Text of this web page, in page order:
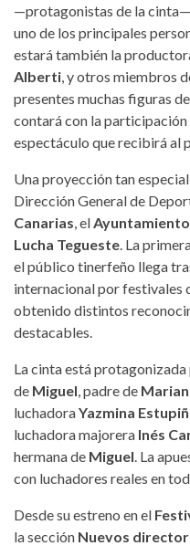
—protagonistas de la
uno de los principales
estará también la
Alberti, y otros miembros
presentes muchas figuras
contará con la participación
espectáculo que recibirá al
Una proyección tan
Dirección General de
Canarias, el
Lucha Tegueste. La
el público tinerfeño llega
internacional por festivales
obtenido distintos
destacables.
La cinta está
de Miguel, padre de
luchadoraYazmina
luchadora majorera Inés
hermana de Miguel. La
con luchadores reales en
Desde su estreno en el
la sección Nuevos